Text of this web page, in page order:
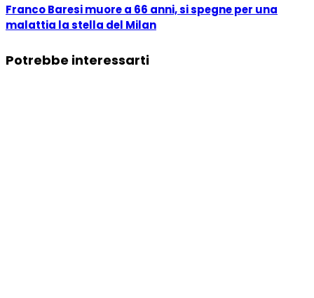
Franco Baresi muore a 66 anni, si spegne per una
malattia la stella del Milan
Potrebbe interessarti